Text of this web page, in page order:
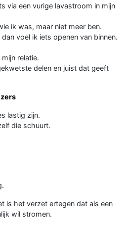
via een vurige lavastroom in mijn
ik was, maar niet meer ben.
voel ik iets openen van binnen.
relatie.
delen en juist dat geeft
lastig zijn.
die schuurt.
is het verzet ertegen dat als een
wil stromen.